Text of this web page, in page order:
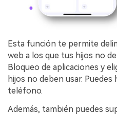
Esta función te permite
web a los que tus hijos no
Bloqueo de aplicaciones y
hijos no deben usar.
teléfono.
Además, también puedes